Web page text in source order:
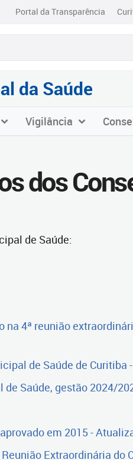
Portal da Transparência
da Saúde
Vigilância
dos
de Saúde:
4ª reunião
de Saúde de Curitiba
Saúde, gestão 2024/
em 2015 -
Extraordinária do